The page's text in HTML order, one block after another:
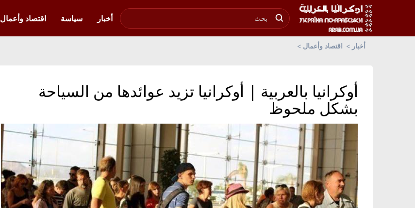
أخبار
سياسة اقتصاد وأعمال
أخبار اقتصاد وأعمال
أوكرانيا بالعربية | أوكرانيا تزيد عوائدها من السياحة
بشكل ملحوظ